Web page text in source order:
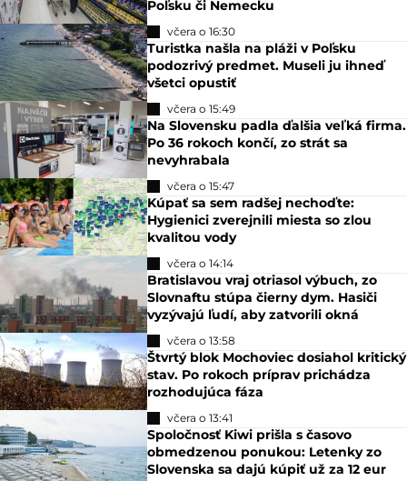
Poľsku či Nemecku
včera o 16:30
Turistka našla na pláži v Poľsku
podozrivý predmet. Museli ju ihneď
všetci opustiť
včera o 15:49
Na Slovensku padla ďalšia veľká firma.
Po 36 rokoch končí, zo strát sa
nevyhrabala
včera o 15:47
Kúpať sa sem radšej nechoďte:
Hygienici zverejnili miesta so zlou
kvalitou vody
včera o 14:14
Bratislavou vraj otriasol výbuch, zo
Slovnaftu stúpa čierny dym. Hasiči
vyzývajú ľudí, aby zatvorili okná
včera o 13:58
Štvrtý blok Mochoviec dosiahol kritický
stav. Po rokoch príprav prichádza
rozhodujúca fáza
včera o 13:41
Spoločnosť Kiwi prišla s časovo
obmedzenou ponukou: Letenky zo
Slovenska sa dajú kúpiť už za 12 eur